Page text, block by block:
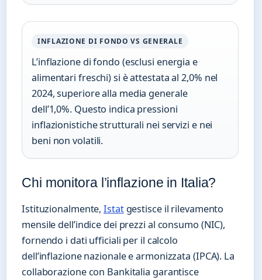
INFLAZIONE DI FONDO VS GENERALE
L’inflazione di fondo (esclusi energia e
alimentari freschi) si è attestata al 2,0% nel
2024, superiore alla media generale
dell’1,0%. Questo indica pressioni
inflazionistiche strutturali nei servizi e nei
beni non volatili.
Chi monitora l’inflazione in Italia?
Istituzionalmente,Istatgestisce il rilevamento
mensile dell’indice dei prezzi al consumo (NIC),
fornendo i dati ufficiali per il calcolo
dell’inflazione nazionale e armonizzata (IPCA). La
collaborazione con Bankitalia garantisce